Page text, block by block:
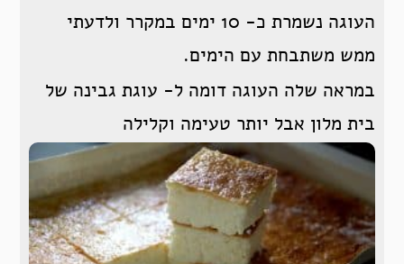
העוגה נשמרת כ- 10 ימים במקרר ולדעתי
ממש משתבחת עם הימים.
במראה שלה העוגה דומה ל- עוגת גבינה של
בית מלון אבל יותר טעימה וקלילה